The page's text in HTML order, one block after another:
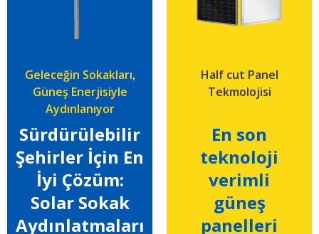
Geleceğin Sokakları,
Güneş Enerjisiyle
Aydınlanıyor
Sürdürülebilir
Şehirler İçin En
İyi Çözüm:
Solar Sokak
Aydınlatmaları
Half cut Panel
Tekmolojisi
En son
teknoloji
verimli
güneş
panelleri